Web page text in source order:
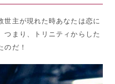
世主が現れた時あなたは恋に
つまり、トリニティからした
のだ！